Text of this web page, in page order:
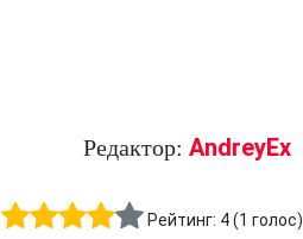
Редактор: AndreyEx
Рейтинг: 4(1 голос)